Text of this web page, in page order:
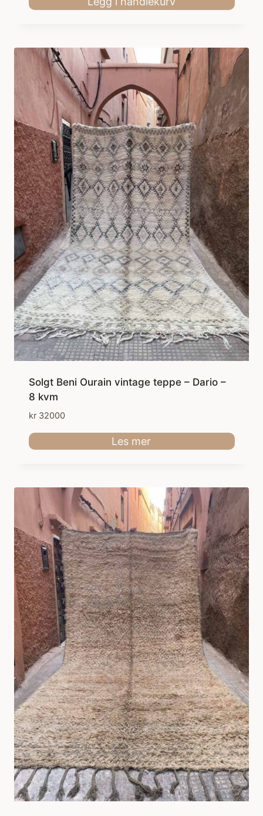
Solgt Beni Ourain vintage teppe – Dario –
8 kvm
kr32000
Les mer